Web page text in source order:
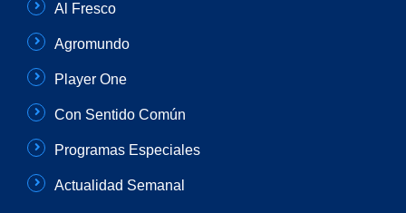
Al Fresco
Agromundo
Player One
Con Sentido Común
Programas Especiales
Actualidad Semanal